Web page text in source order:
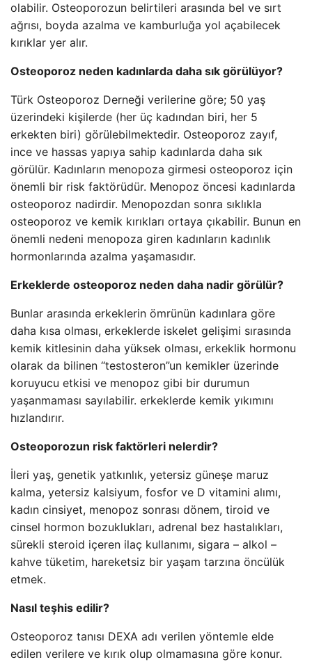
olabilir. Osteoporozun belirtileri arasında bel ve sırt
ağrısı, boyda azalma ve kamburluğa yol açabilecek
kırıklar yer alır.
Osteoporoz neden kadınlarda daha sık görülüyor?
Türk Osteoporoz Derneği verilerine göre; 50 yaş
üzerindeki kişilerde (her üç kadından biri, her 5
erkekten biri) görülebilmektedir. Osteoporoz zayıf,
ince ve hassas yapıya sahip kadınlarda daha sık
görülür. Kadınların menopoza girmesi osteoporoz için
önemli bir risk faktörüdür. Menopoz öncesi kadınlarda
osteoporoz nadirdir. Menopozdan sonra sıklıkla
osteoporoz ve kemik kırıkları ortaya çıkabilir. Bunun en
önemli nedeni menopoza giren kadınların kadınlık
hormonlarında azalma yaşamasıdır.
Erkeklerde osteoporoz neden daha nadir görülür?
Bunlar arasında erkeklerin ömrünün kadınlara göre
daha kısa olması, erkeklerde iskelet gelişimi sırasında
kemik kitlesinin daha yüksek olması, erkeklik hormonu
olarak da bilinen “testosteron”un kemikler üzerinde
koruyucu etkisi ve menopoz gibi bir durumun
yaşanmaması sayılabilir. erkeklerde kemik yıkımını
hızlandırır.
Osteoporozun risk faktörleri nelerdir?
İleri yaş, genetik yatkınlık, yetersiz güneşe maruz
kalma, yetersiz kalsiyum, fosfor ve D vitamini alımı,
kadın cinsiyet, menopoz sonrası dönem, tiroid ve
cinsel hormon bozuklukları, adrenal bez hastalıkları,
sürekli steroid içeren ilaç kullanımı, sigara – alkol –
kahve tüketim, hareketsiz bir yaşam tarzına öncülük
etmek.
Nasıl teşhis edilir?
Osteoporoz tanısı DEXA adı verilen yöntemle elde
edilen verilere ve kırık olup olmamasına göre konur.